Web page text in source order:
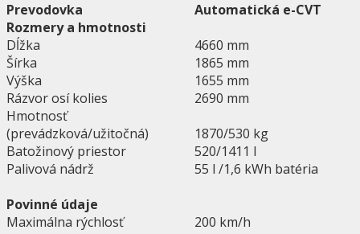
Prevodovka
Automatická e-CVT
Rozmery a hmotnosti
Dĺžka
4660 mm
Šírka
1865 mm
Výška
1655 mm
Rázvor osí kolies
2690 mm
Hmotnosť
(prevádzková/užitočná)
1870/530 kg
Batožinový priestor
520/1411 l
Palivová nádrž
55 l /1,6 kWh batéria
Povinné údaje
Maximálna rýchlosť
200 km/h